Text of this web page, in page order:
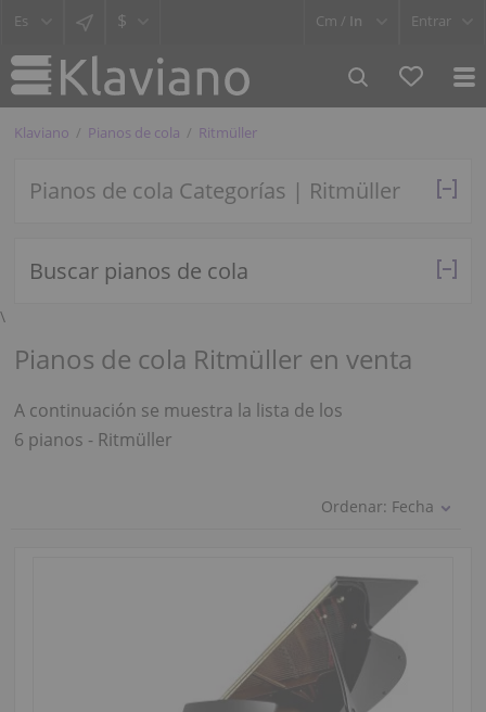
$ Cm / In Entrar
Klaviano Pianos de cola Ritmüller
Pianos de cola Categorías | Ritmüller
Buscar pianos de cola
\
Pianos de cola Ritmüller en venta
A continuación se muestra la lista de los
6 pianos - Ritmüller
Ordenar: Fecha